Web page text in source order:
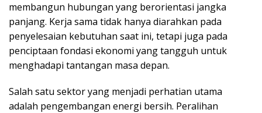
membangun hubungan yang berorientasi jangka
panjang. Kerja sama tidak hanya diarahkan pada
penyelesaian kebutuhan saat ini, tetapi juga pada
penciptaan fondasi ekonomi yang tangguh untuk
menghadapi tantangan masa depan.
Salah satu sektor yang menjadi perhatian utama
adalah pengembangan energi bersih. Peralihan